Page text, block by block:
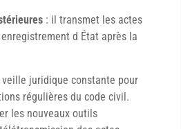
: il transmet les actes
d État après la
juridique constante pour
régulières du code civil.
les nouveaux outils